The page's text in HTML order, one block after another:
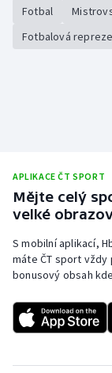
Fotbal
Fotbalová
APLIKACE ČT SPORT
Mějte celý
velké
S mobilní aplikací,
máte ČT sport
bonusový obsah